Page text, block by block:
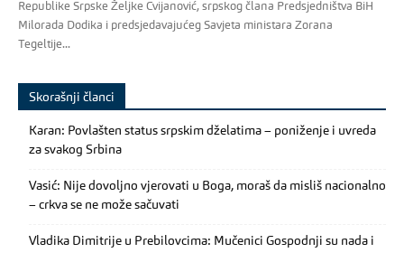
Republike Srpske Željke Cvijanović, srpskog člana Predsjedništva BiH
Milorada Dodika i predsjedavajućeg Savjeta ministara Zorana
Tegeltije...
Skorašnji članci
Karan: Povlašten status srpskim dželatima – poniženje i uvreda
za svakog Srbina
Vasić: Nije dovoljno vjerovati u Boga, moraš da misliš nacionalno
– crkva se ne može sačuvati
Vladika Dimitrije u Prebilovcima: Mučenici Gospodnji su nada i